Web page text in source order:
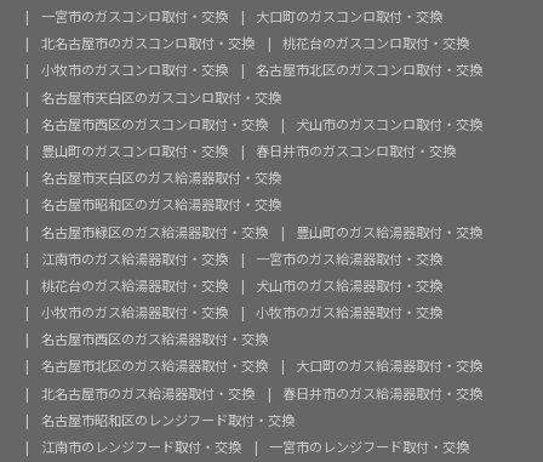
一宮市のガスコンロ取付・交換
大口町のガスコンロ取付・交換
北名古屋市のガスコンロ取付・交換
桃花台のガスコンロ取付・交換
小牧市のガスコンロ取付・交換
名古屋市北区のガスコンロ取付・交換
名古屋市天白区のガスコンロ取付・交換
名古屋市西区のガスコンロ取付・交換
犬山市のガスコンロ取付・交換
豊山町のガスコンロ取付・交換
春日井市のガスコンロ取付・交換
名古屋市天白区のガス給湯器取付・交換
名古屋市昭和区のガス給湯器取付・交換
名古屋市緑区のガス給湯器取付・交換
豊山町のガス給湯器取付・交換
江南市のガス給湯器取付・交換
一宮市のガス給湯器取付・交換
桃花台のガス給湯器取付・交換
犬山市のガス給湯器取付・交換
小牧市のガス給湯器取付・交換
小牧市のガス給湯器取付・交換
名古屋市西区のガス給湯器取付・交換
名古屋市北区のガス給湯器取付・交換
大口町のガス給湯器取付・交換
北名古屋市のガス給湯器取付・交換
春日井市のガス給湯器取付・交換
名古屋市昭和区のレンジフード取付・交換
江南市のレンジフード取付・交換
一宮市のレンジフード取付・交換